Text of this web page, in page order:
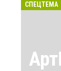
СПЕЦТЕМА